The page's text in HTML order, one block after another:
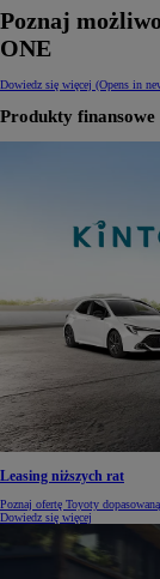
Poznaj
ONE
Dowiedz się więcej (Opens in
Produkty finansowe
Leasing niższych rat
Poznaj ofertę Toyoty
Dowiedz się więcej